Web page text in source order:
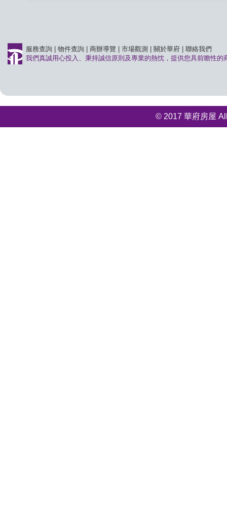
服務查詢 物件查詢 商辦導覽 市場觀測 關於華府
聯絡我們
我們真誠用心投入、秉持誠信原則及專業的熱忱，提供您具前瞻性的
© 2017 華府房屋